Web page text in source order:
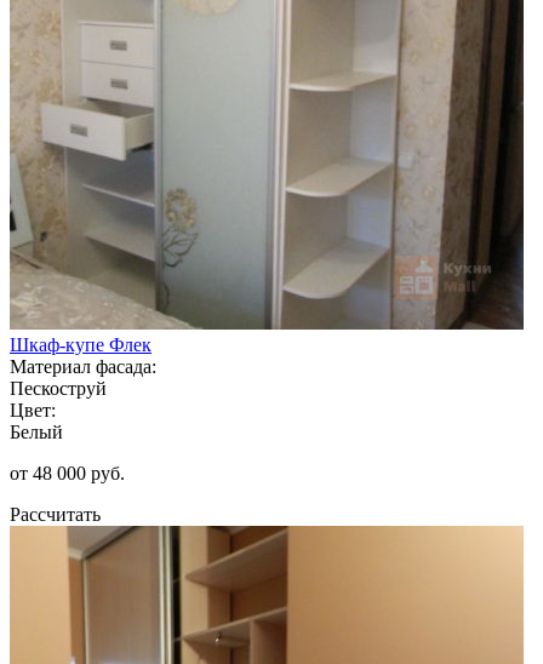
Шкаф-купе Флек
Материал фасада:
Пескоструй
Цвет:
Белый
от 48 000 руб.
Рассчитать